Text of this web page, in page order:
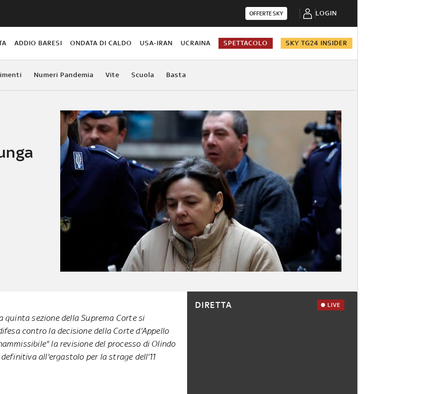
OFFERTE SKY LOGIN
ADDIO BARESI ONDATA DI CALDO USA-IRAN UCRAINA SPETTACOLO SKY TG24 INSIDER
Numeri Pandemia Vite Scuola Basta
quinta sezione della Suprema Corte si
contro la decisione della Corte d'Appello
la revisione del processo di Olindo
all'ergastolo per la strage dell'11
DIRETTA LIVE